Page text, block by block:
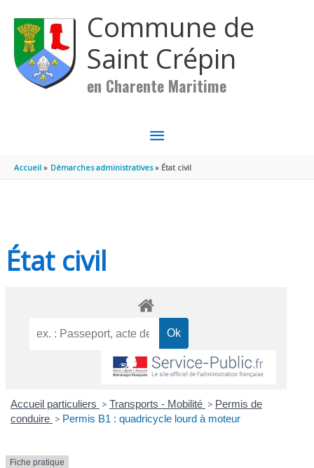
Commune de
Saint Crépin
en Charente Maritime
MENU
PRINCIPAL
Accueil Démarches administratives État civil
État civil
Accueil particuliers > Transports - Mobilité > Permis de
conduire > Permis B1 : quadricycle lourd à moteur
Fiche pratique